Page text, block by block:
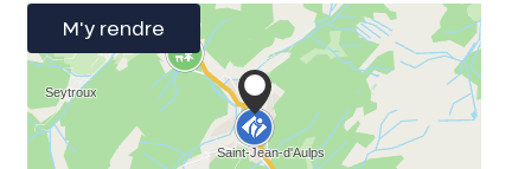
M'y rendre